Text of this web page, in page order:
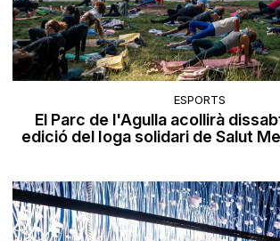
ESPORTS
El Parc de l'Agulla acollirà
edició del Ioga solidari de Salut